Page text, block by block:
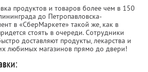
продуктов и товаров более чем в 150
до Петропавловска-
в «СберМаркете» такой же, как в
стоять в очереди. Сотрудники
доставляют продукты, лекарства и
любимых магазинов прямо до двери!